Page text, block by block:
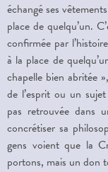
échangé ses
place de quelqu’un.
confirmée par
à la place de
chapelle bien abritée
de l’esprit ou un
pas retrouvée dans
concrétiser sa
gens voient que la
portons, mais un don